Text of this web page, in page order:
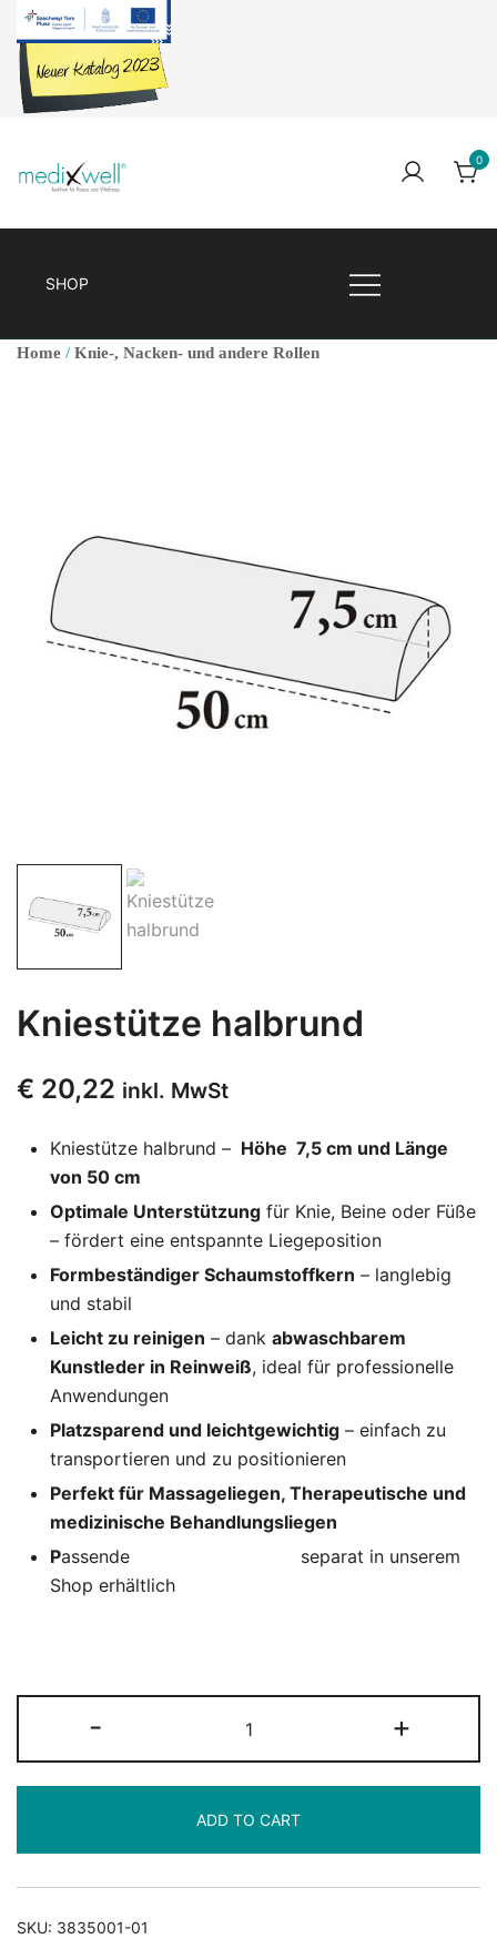
Skip
content
0
SHOP
Home /Knie-, Nacken- und andere Rollen
Kniestütze halbrund
€ 20,22 inkl. MwSt
Kniestütze halbrund – Höhe 7,5 cm und Länge
von 50 cm
Optimale Unterstützung für Knie, Beine oder Füße
– fördert eine entspannte Liegeposition
Formbeständiger Schaumstoffkern – langlebig
und stabil
Leicht zu reinigen – dank abwaschbarem
Kunstleder in Reinweiß, ideal für professionelle
Anwendungen
Platzsparend und leichtgewichtig – einfach zu
transportieren und zu positionieren
Perfekt für Massageliegen, Therapeutische und
medizinische Behandlungsliegen
Passende
separat in unserem
Shop erhältlich
-
halbrund
quantity
+
ADD TO CART
SKU: 3835001-01